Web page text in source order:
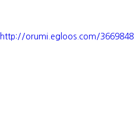
http://orumi.egloos.com/3669848